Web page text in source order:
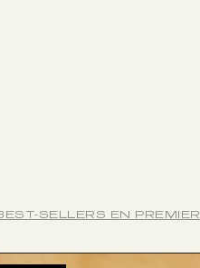
SELLERS EN PREMIER